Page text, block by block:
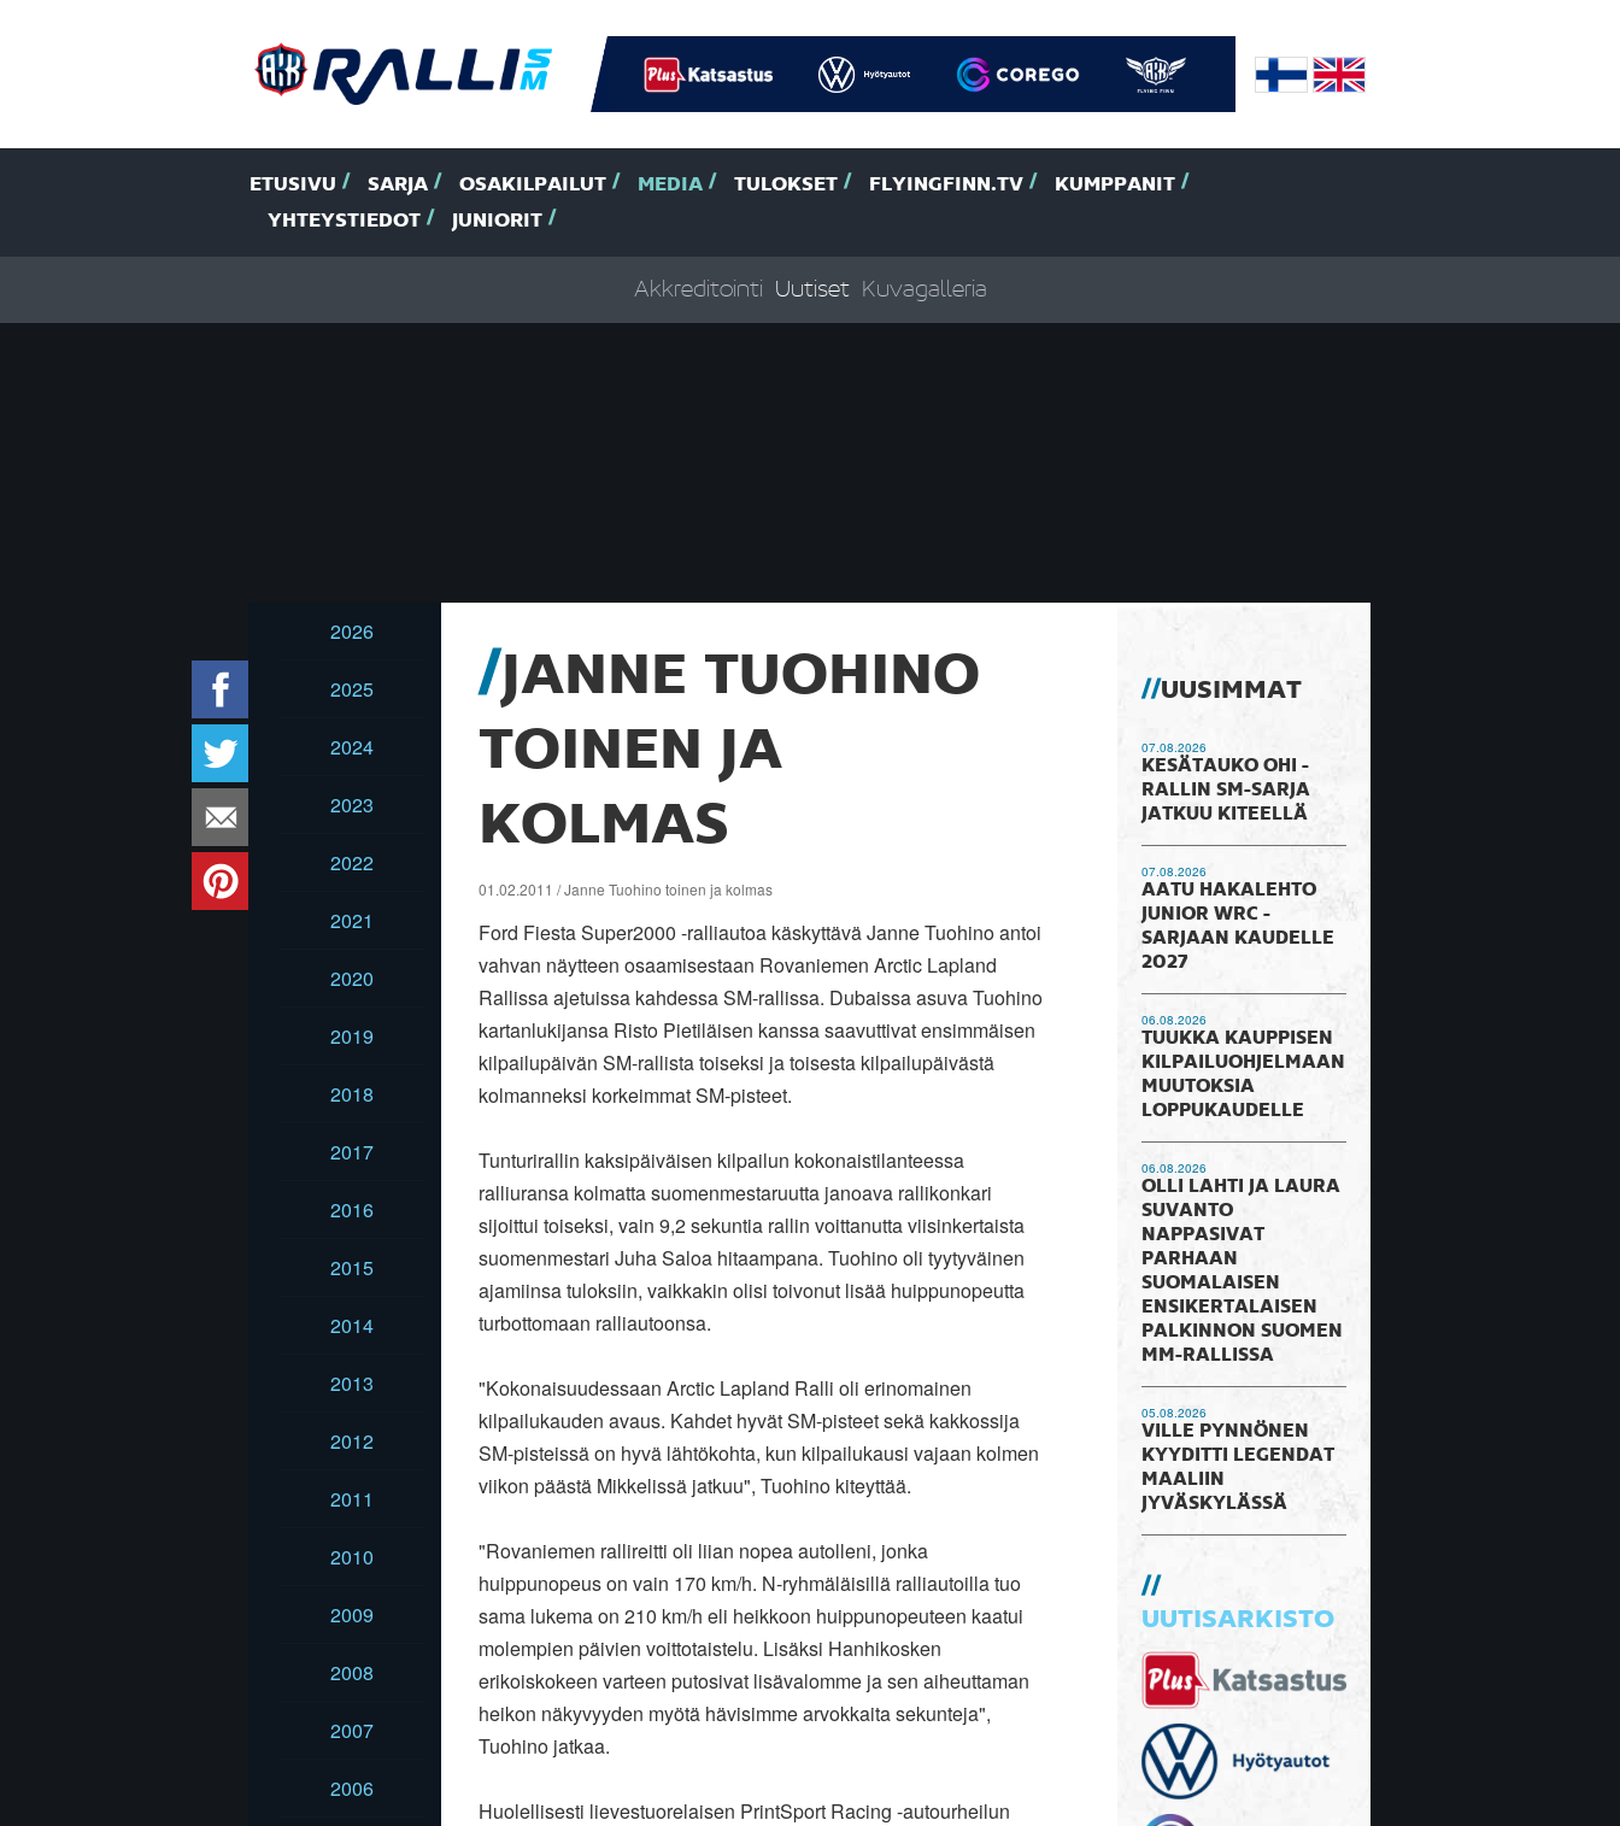
ETUSIVU SARJA OSAKILPAILUT MEDIA TULOKSET FLYINGFINN.TV
KUMPPANIT
YHTEYSTIEDOT
JUNIORIT
Akkreditointi Uutiset Kuvagalleria
2026
2025
2024
2023
2022
2021
2020
2019
2018
2017
2016
2015
2014
2013
2012
2011
2010
2009
2008
2007
2006
JANNE TUOHINO
TOINEN JA
KOLMAS
01.02.2011 / Janne Tuohino toinen ja kolmas
Ford Fiesta Super2000 -ralliautoa käskyttävä Janne Tuohino antoi
vahvan näytteen osaamisestaan Rovaniemen Arctic Lapland
Rallissa ajetuissa kahdessa SM-rallissa. Dubaissa asuva Tuohino
kartanlukijansa Risto Pietiläisen kanssa saavuttivat ensimmäisen
kilpailupäivän SM-rallista toiseksi ja toisesta kilpailupäivästä
kolmanneksi korkeimmat SM-pisteet.
Tunturirallin kaksipäiväisen kilpailun kokonaistilanteessa
ralliuransa kolmatta suomenmestaruutta janoava rallikonkari
sijoittui toiseksi, vain 9,2 sekuntia rallin voittanutta viisinkertaista
suomenmestari Juha Saloa hitaampana. Tuohino oli tyytyväinen
ajamiinsa tuloksiin, vaikkakin olisi toivonut lisää huippunopeutta
turbottomaan ralliautoonsa.
"Kokonaisuudessaan Arctic Lapland Ralli oli erinomainen
kilpailukauden avaus. Kahdet hyvät SM-pisteet sekä kakkossija
SM-pisteissä on hyvä lähtökohta, kun kilpailukausi vajaan kolmen
viikon päästä Mikkelissä jatkuu", Tuohino kiteyttää.
"Rovaniemen rallireitti oli liian nopea autolleni, jonka
huippunopeus on vain 170 km/h. N-ryhmäläisillä ralliautoilla tuo
sama lukema on 210 km/h eli heikkoon huippunopeuteen kaatui
molempien päivien voittotaistelu. Lisäksi Hanhikosken
erikoiskokeen varteen putosivat lisävalomme ja sen aiheuttaman
heikon näkyvyyden myötä hävisimme arvokkaita sekunteja",
Tuohino jatkaa.
Huolellisesti lievestuorelaisen PrintSport Racing -autourheilun
UUSIMMAT
07.08.2026
KESÄTAUKO OHI -
RALLIN SM-SARJA
JATKUU KITEELLÄ
07.08.2026
AATU HAKALEHTO
JUNIOR WRC -
SARJAAN KAUDELLE
2027
06.08.2026
TUUKKA KAUPPISEN
KILPAILUOHJELMAAN
MUUTOKSIA
LOPPUKAUDELLE
06.08.2026
OLLI LAHTI JA LAURA
SUVANTO
NAPPASIVAT
PARHAAN
SUOMALAISEN
ENSIKERTALAISEN
PALKINNON SUOMEN
MM-RALLISSA
05.08.2026
VILLE PYNNÖNEN
KYYDITTI LEGENDAT
MAALIIN
JYVÄSKYLÄSSÄ
UUTISARKISTO